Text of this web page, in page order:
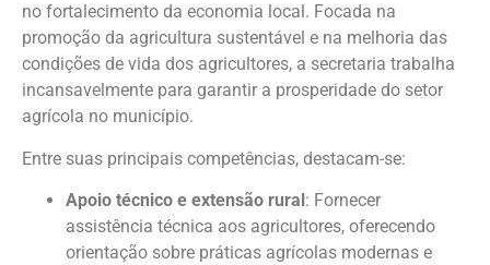
no fortalecimento da economia local. Focada na
promoção da agricultura sustentável e na melhoria das
condições de vida dos agricultores, a secretaria trabalha
incansavelmente para garantir a prosperidade do setor
agrícola no município.
Entre suas principais competências, destacam-se:
Apoio técnico e extensão rural : Fornecer
assistência técnica aos agricultores, oferecendo
orientação sobre práticas agrícolas modernas e